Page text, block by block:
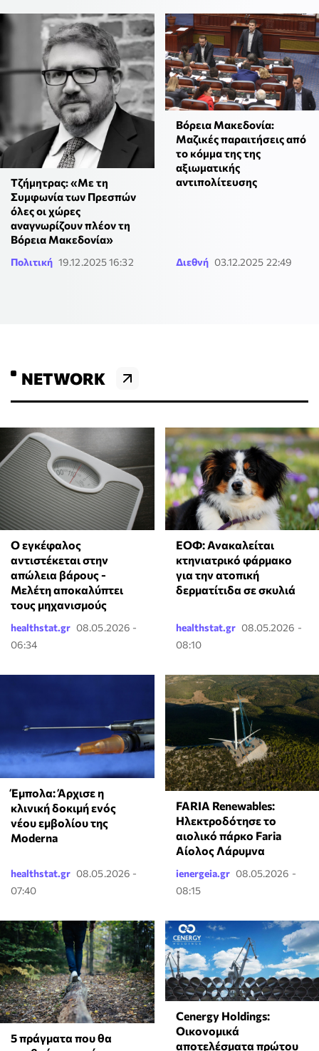
Τζήμητρας: «Με τη
Συμφωνία των Πρεσπών
όλες οι χώρες
αναγνωρίζουν πλέον τη
Βόρεια Μακεδονία»
Πολιτική 19.12.2025 16:32
Βόρεια Μακεδονία:
Μαζικές παραιτήσεις από
το κόμμα της της
αξιωματικής
αντιπολίτευσης
Διεθνή 03.12.2025 22:49
NETWORK
Ο εγκέφαλος
αντιστέκεται στην
απώλεια βάρους -
Μελέτη αποκαλύπτει
τους μηχανισμούς
healthstat.gr 08.05.2026 -
06:34
ΕΟΦ: Ανακαλείται
κτηνιατρικό φάρμακο
για την ατοπική
δερματίτιδα σε σκυλιά
healthstat.gr 08.05.2026 -
08:10
Έμπολα: Άρχισε η
κλινική δοκιμή ενός
νέου εμβολίου της
Moderna
healthstat.gr 08.05.2026 -
07:40
FARIA Renewables:
Ηλεκτροδότησε το
αιολικό πάρκο Faria
Αίολος Λάρυμνα
ienergeia.gr 08.05.2026 -
08:15
5 πράγματα που θα
Cenergy Holdings:
Οικονομικά
αποτελέσματα πρώτου